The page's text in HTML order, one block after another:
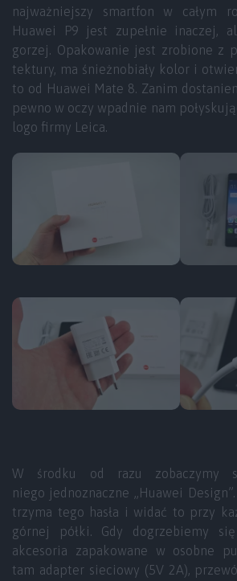
najważniejszy smartfon w całym
Huawei P9 jest zupełnie inaczej,
gorzej. Opakowanie jest zrobione z
tektury, ma śnieżnobiały kolor i
to od Huawei Mate 8. Zanim
pewno w oczy wpadnie nam
logo firmy Leica.
W środku od razu zobaczymy
niego jednoznaczne „Huawei
trzyma tego hasła i widać to przy
górnej półki. Gdy dogrzebiemy
akcesoria zapakowane w osobne
tam adapter sieciowy (5V 2A),